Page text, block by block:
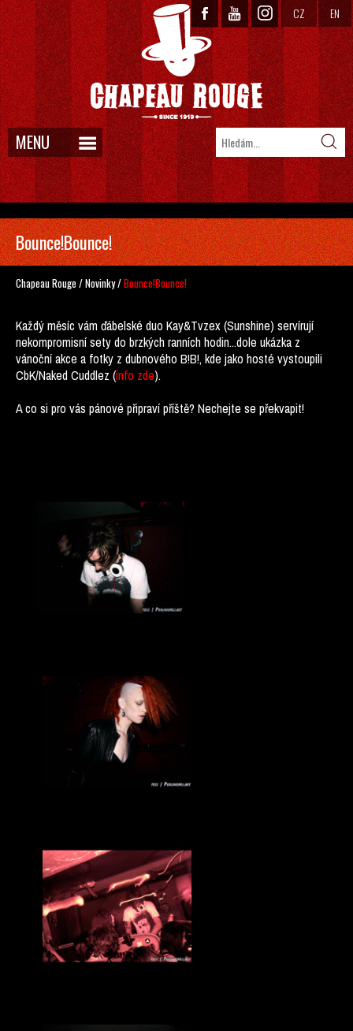
CZ EN
MENU
Bounce!Bounce!
Chapeau Rouge /Novinky/Bounce!Bounce!
Každý měsíc vám ďábelské duo Kay&Tvzex (Sunshine) servírují
nekompromisní sety do brzkých ranních hodin...dole ukázka z
vánoční akce a fotky z dubnového B!B!, kde jako hosté vystoupili
CbK/Naked Cuddlez (info zde).
A co si pro vás pánové připraví příště? Nechejte se překvapit!